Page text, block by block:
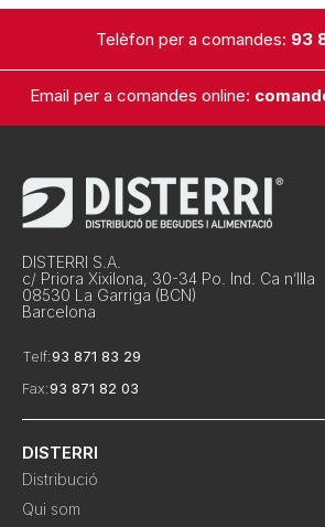
Telèfon per a comandes: 93
Email per a comandes online:
DISTERRI S.A.
c/ Priora Xixilona, 30-34 Po. Ind. Ca n’Illa
08530 La Garriga (BCN)
Barcelona
Telf:93 871 83 29
Fax:93 871 82 03
DISTERRI
Distribució
Qui som